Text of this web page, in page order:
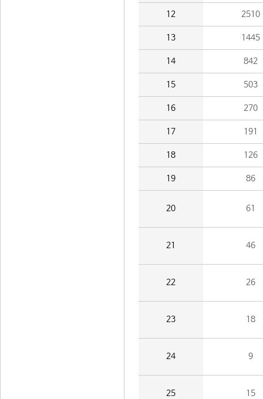
12 2510
13 1445
14 842
15 503
16 270
17 191
18 126
19 86
20 61
21 46
22 26
23 18
24 9
25 15